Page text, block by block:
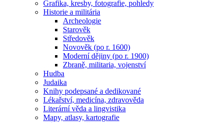
Grafika, kresby, fotografie, pohledy
Historie a militária
Archeologie
Starověk
Středověk
Novověk (po r. 1600)
Moderní dějiny (po r. 1900)
Zbraně, militaria, vojenství
Hudba
Judaika
Knihy podepsané a dedikované
Lékařství, medicína, zdravověda
Literární věda a lingvistika
Mapy, atlasy, kartografie